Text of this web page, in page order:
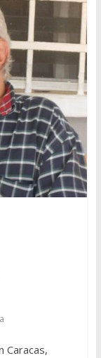
Caracas,